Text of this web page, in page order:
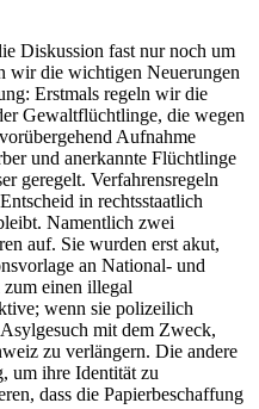
Diskussion fast nur noch um
wir die wichtigen Neuerungen
Erstmals regeln wir die
Gewaltflüchtlinge, die wegen
Aufnahme
und anerkannte Flüchtlinge
geregelt. Verfahrensregeln
in rechtsstaatlich
Namentlich zwei
auf. Sie wurden erst akut,
an National- und
zum einen illegal
wenn sie polizeilich
mit dem Zweck,
zu verlängern. Die andere
um ihre Identität zu
dass die Papierbeschaffung